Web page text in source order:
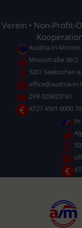
Verein • Non-Profit-
Austria-In-
Moosstraße 36/2
5201 Seekirchen
office@austria-
ZVR 029823161
€ AT27 4501 0000
€